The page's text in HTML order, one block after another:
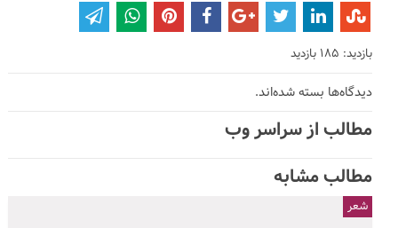
بازدید: 185 بازدید
دیدگاه‌ها بسته شده‌اند.
مطالب از سراسر وب
مطالب مشابه
شعر